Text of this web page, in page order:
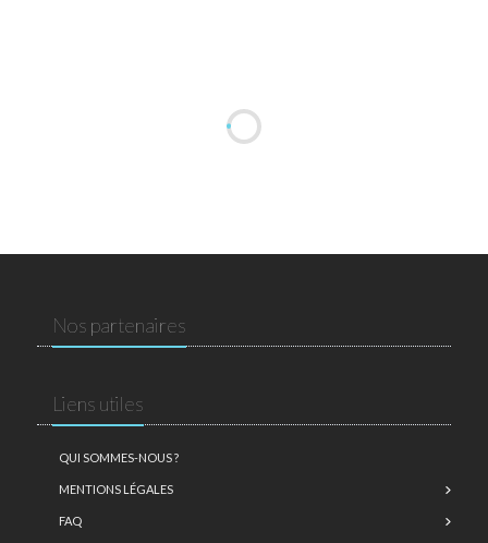
Nos partenaires
Liens utiles
QUI SOMMES-NOUS ?
MENTIONS LÉGALES
FAQ